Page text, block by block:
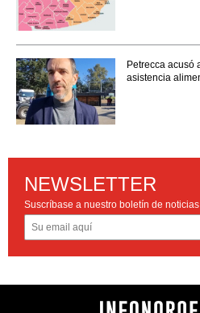
Petrecca acusó
asistencia
NEWSLETTER
Suscríbase a nuestro boletín de noticias